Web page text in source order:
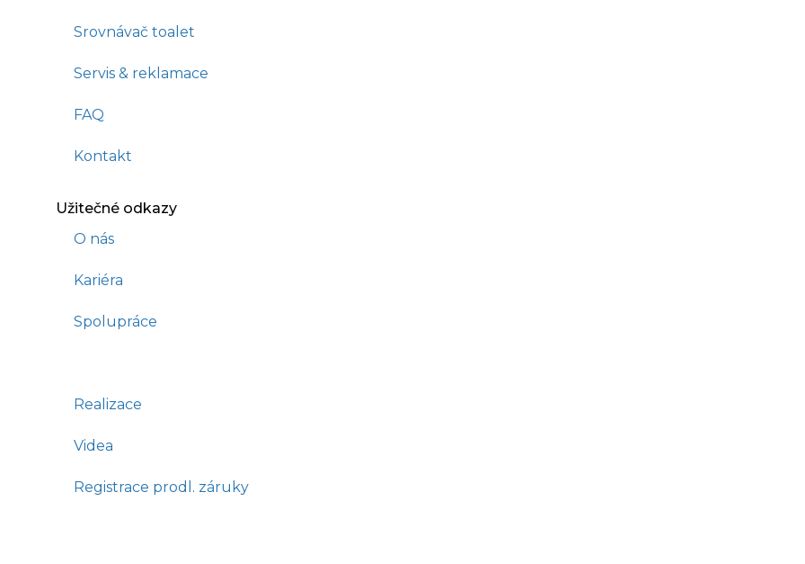
Srovnávač toalet
Servis & reklamace
FAQ
Kontakt
Užitečné odkazy
O nás
Kariéra
Spolupráce
Realizace
Videa
Registrace prodl. záruky